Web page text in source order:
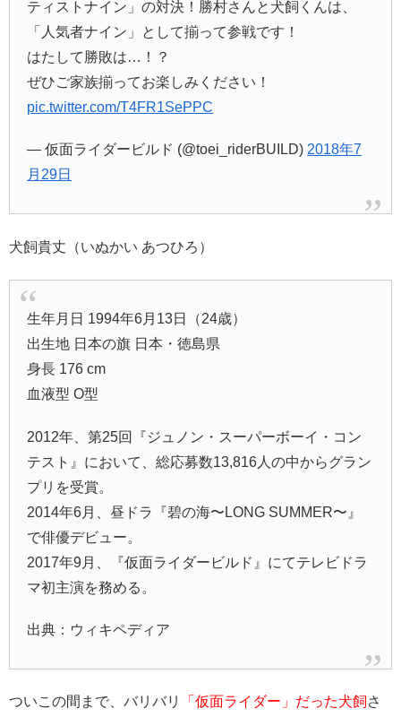
ティストナイン」の対決！勝村さんと犬飼くんは、
「人気者ナイン」として揃って参戦です！
はたして勝敗は…！？
ぜひご家族揃ってお楽しみください！
pic.twitter.com/T4FR1SePPC
— 仮面ライダービルド (@toei_riderBUILD) 2018年7
月29日
犬飼貴丈（いぬかい あつひろ）
生年月日 1994年6月13日（24歳）
出生地 日本の旗 日本・徳島県
身長 176 cm
血液型 O型
2012年、第25回『ジュノン・スーパーボーイ・コン
テスト』において、総応募数13,816人の中からグラン
プリを受賞。
2014年6月、昼ドラ『碧の海〜LONG SUMMER〜』
で俳優デビュー。
2017年9月、『仮面ライダービルド』にてテレビドラ
マ初主演を務める。
出典：ウィキペディア
ついこの間まで、バリバリ 「仮面ライダー」だった犬飼さ